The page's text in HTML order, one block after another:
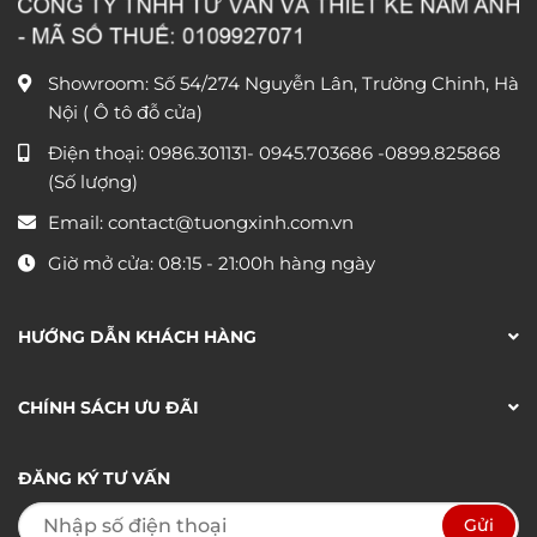
Showroom: Số 54/274 Nguyễn Lân, Trường Chinh, Hà
Nội ( Ô tô đỗ cửa)
Điện thoại: 0986.301131- 0945.703686 -0899.825868
(Số lượng)
Email: contact@tuongxinh.com.vn
Giờ mở cửa: 08:15 - 21:00h hàng ngày
HƯỚNG DẪN KHÁCH HÀNG
CHÍNH SÁCH ƯU ĐÃI
ĐĂNG KÝ TƯ VẤN